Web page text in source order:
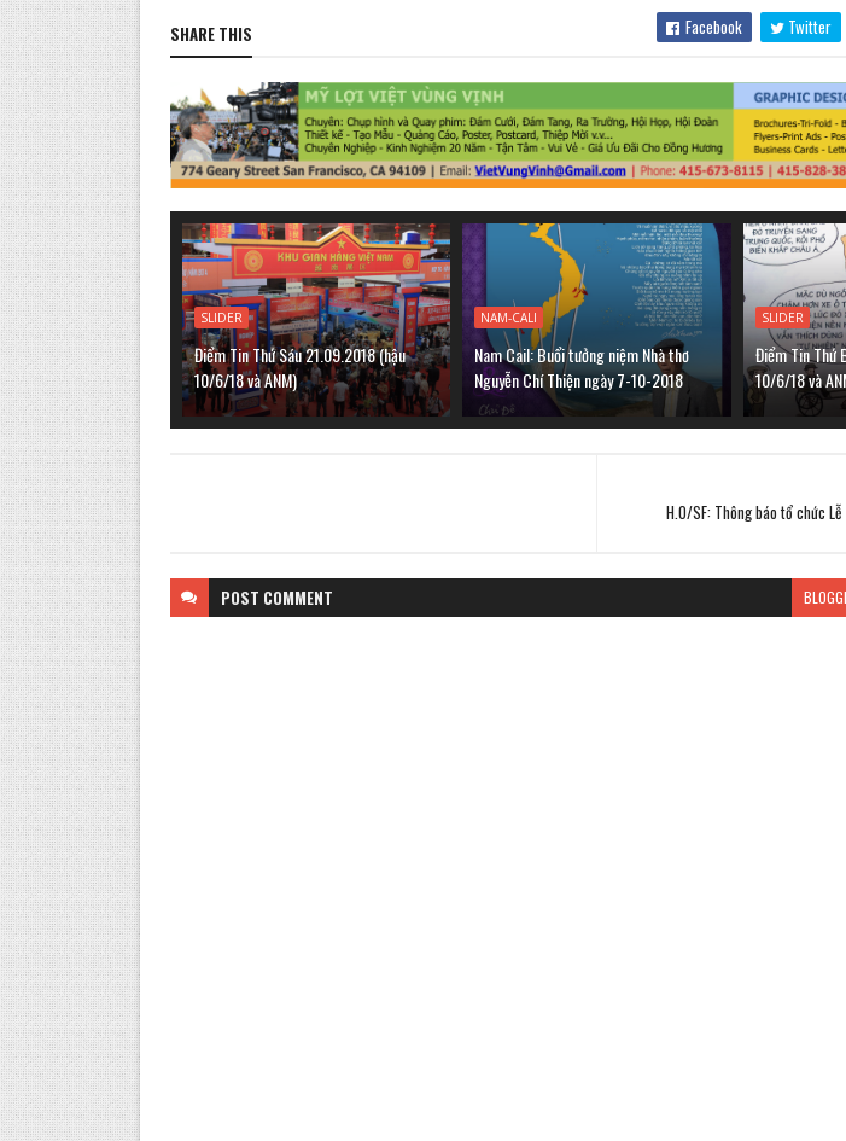
SHARE THIS Facebook Twitter
SLIDER
Điểm Tin Thứ Sáu 21.09.2018 (hậu
10/6/18 và ANM)
NAM-CALI
Nam Cail: Buổi tưởng niệm Nhà thơ
Nguyễn Chí Thiện ngày 7-10-2018
SLIDER
Điểm Tin Thứ
10/6/18 và
H.O/SF: Thông báo tổ chức
POST COMMENT